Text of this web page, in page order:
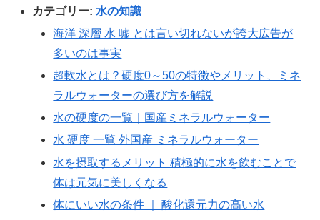
カテゴリー: 水の知識
海洋 深層 水 嘘 とは言い切れないが誇大広告が
多いのは事実
超軟水とは？硬度0～50の特徴やメリット、ミネ
ラルウォーターの選び方を解説
水の硬度の一覧｜国産ミネラルウォーター
水 硬度 一覧 外国産 ミネラルウォーター
水を摂取するメリット 積極的に水を飲むことで
体は元気に美しくなる
体にいい水の条件 ｜ 酸化還元力の高い水